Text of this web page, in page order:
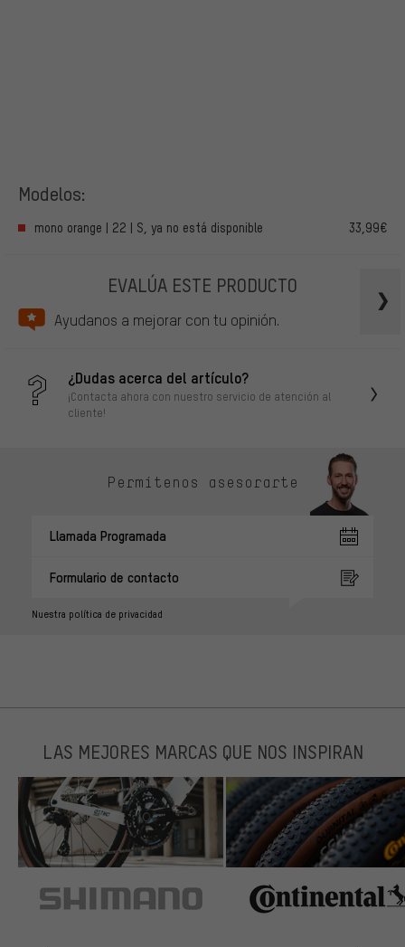
Modelos:
mono orange | 22 | S, ya no está disponible 33,99€
EVALÚA ESTE PRODUCTO
Ayudanos a mejorar con tu opinión.
¿Dudas acerca del artículo?
¡Contacta ahora con nuestro servicio de atención al
cliente!
Permítenos asesorarte
Llamada Programada
Formulario de contacto
Nuestra política de privacidad
LAS MEJORES MARCAS QUE NOS INSPIRAN